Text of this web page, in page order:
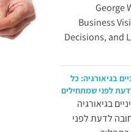
George
Business
Decisions, and
בגיאורגיה: כל
לפני שמתחילים
בגיאורגיה
חובה לדעת לפני